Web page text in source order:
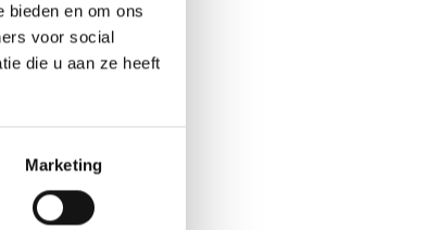
bieden en om ons
voor social
die u aan ze heeft
Marketing